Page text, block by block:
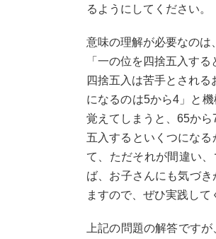
るようにしてください。
意味の理解が必要なのは
「一の位を四捨五入す
四捨五入は苦手とされ
になるのは5から4」と
覚えてしまうと、65か
五入するといくつにな
て、ただそれが間違い
ば、お子さんにも気づ
ますので、ぜひ実践して
上記の問題の解答です